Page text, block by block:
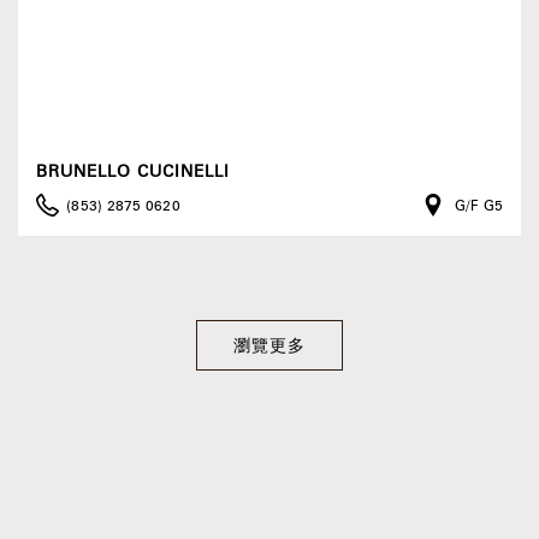
BRUNELLO CUCINELLI
(853) 2875 0620 G/F G5
瀏覽更多